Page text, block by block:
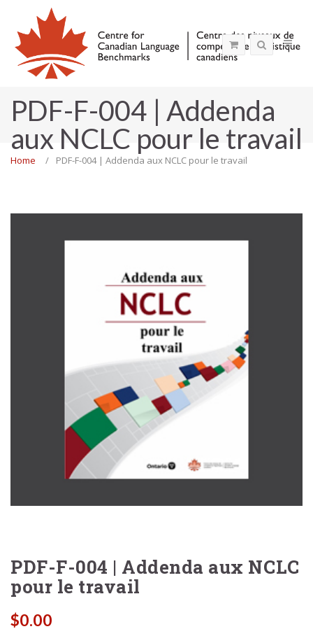
PDF-F-004 | Addenda
aux NCLC pour le travail
Home PDF-F-004 | Addenda aux NCLC pour le travail
PDF-F-004 | Addenda aux NCLC
pour le travail
$0.00